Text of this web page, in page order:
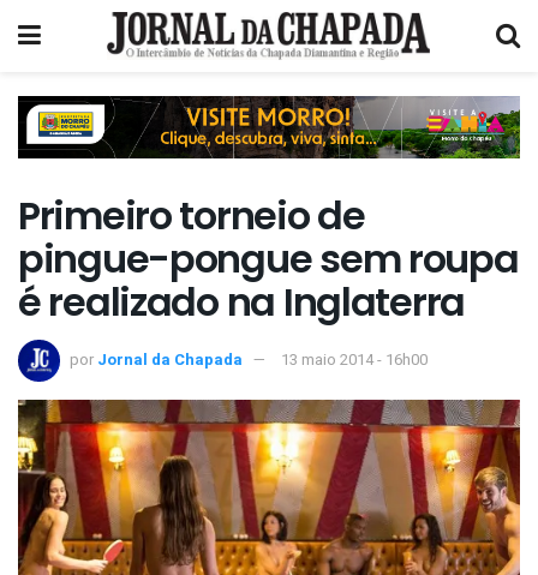
Primeiro torneio de
pingue-pongue sem roupa
é realizado na Inglaterra
por Jornal da Chapada 13 maio 2014 - 16h00